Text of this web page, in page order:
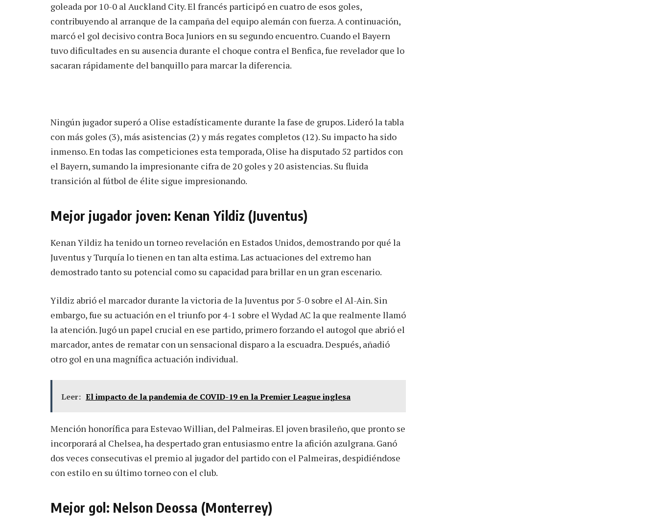
goleada por 10-0 al Auckland City. El francés participó en cuatro de esos goles,
contribuyendo al arranque de la campaña del equipo alemán con fuerza. A continuación,
marcó el gol decisivo contra Boca Juniors en su segundo encuentro. Cuando el Bayern
tuvo dificultades en su ausencia durante el choque contra el Benfica, fue revelador que lo
sacaran rápidamente del banquillo para marcar la diferencia.
Ningún jugador superó a Olise estadísticamente durante la fase de grupos. Lideró la tabla
con más goles (3), más asistencias (2) y más regates completos (12). Su impacto ha sido
inmenso. En todas las competiciones esta temporada, Olise ha disputado 52 partidos con
el Bayern, sumando la impresionante cifra de 20 goles y 20 asistencias. Su fluida
transición al fútbol de élite sigue impresionando.
Mejor jugador joven: Kenan Yildiz (Juventus)
Kenan Yildiz ha tenido un torneo revelación en Estados Unidos, demostrando por qué la
Juventus y Turquía lo tienen en tan alta estima. Las actuaciones del extremo han
demostrado tanto su potencial como su capacidad para brillar en un gran escenario.
Yildiz abrió el marcador durante la victoria de la Juventus por 5-0 sobre el Al-Ain. Sin
embargo, fue su actuación en el triunfo por 4-1 sobre el Wydad AC la que realmente llamó
la atención. Jugó un papel crucial en ese partido, primero forzando el autogol que abrió el
marcador, antes de rematar con un sensacional disparo a la escuadra. Después, añadió
otro gol en una magnífica actuación individual.
Leer: El impacto de la pandemia de COVID-19 en la Premier League inglesa
Mención honorífica para Estevao Willian, del Palmeiras. El joven brasileño, que pronto se
incorporará al Chelsea, ha despertado gran entusiasmo entre la afición azulgrana. Ganó
dos veces consecutivas el premio al jugador del partido con el Palmeiras, despidiéndose
con estilo en su último torneo con el club.
Mejor gol: Nelson Deossa (Monterrey)